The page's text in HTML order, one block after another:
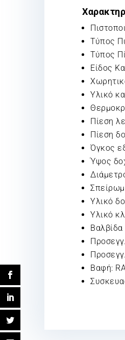
Τύπος
Τύπος
Είδος
Υλικό
Πίεση
Πίεση
Όγκος
Ύψος
Υλικό
Υλικό
Βαφή: